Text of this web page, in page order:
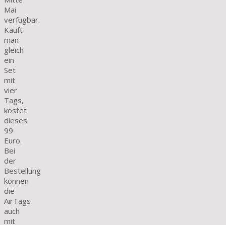
Mai
verfügbar.
Kauft
man
gleich
ein
Set
mit
vier
Tags,
kostet
dieses
99
Euro.
Bei
der
Bestellung
können
die
AirTags
auch
mit